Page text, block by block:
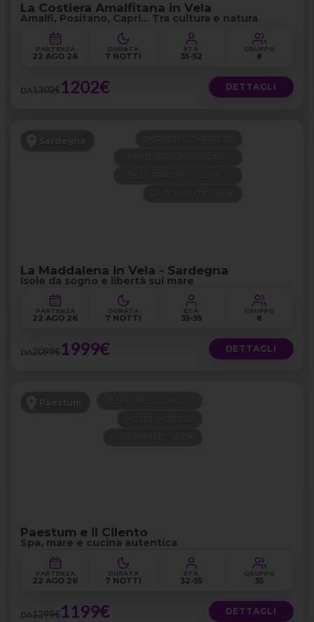
La Costiera Amalfitana in Vela
Amalfi, Positano, Capri… Tra cultura e natura
PARTENZA
22 AGO 26
DURATA
7 NOTTI
ETÀ
35-52
GRUPPO
8
DA1302€1202€ DETTAGLI
Sardegna
La Maddalena in Vela - Sardegna
Isole da sogno e libertà sul mare
PARTENZA
22 AGO 26
DURATA
7 NOTTI
ETÀ
35-55
GRUPPO
8
DA2099€1999€ DETTAGLI
Paestum
Paestum e il Cilento
Spa, mare e cucina autentica
PARTENZA
22 AGO 26
DURATA
7 NOTTI
ETÀ
32-55
GRUPPO
35
DA1299€1199€ DETTAGLI